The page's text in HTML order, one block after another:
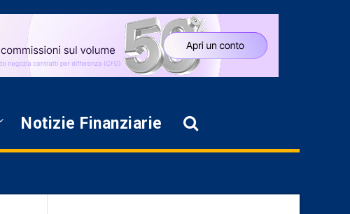
Notizie Finanziarie